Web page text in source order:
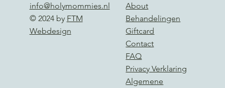
info@holymommies.nl
© 2024 by FTM
Webdesign
About
Behandelingen
Giftcard
Contact
FAQ
Privacy Verklaring
Algemene